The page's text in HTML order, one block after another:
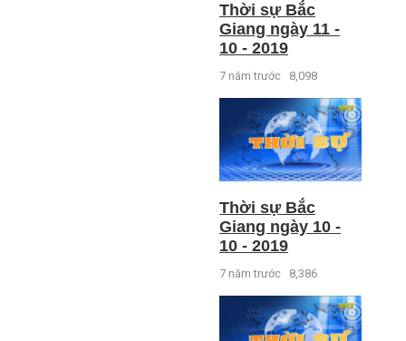
Thời sự Bắc
Giang ngày 11 -
10 - 2019
7 năm trước 8,098
Thời sự Bắc
Giang ngày 10 -
10 - 2019
7 năm trước 8,386